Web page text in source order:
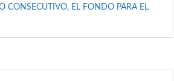
CONSECUTIVO, EL FONDO PARA EL